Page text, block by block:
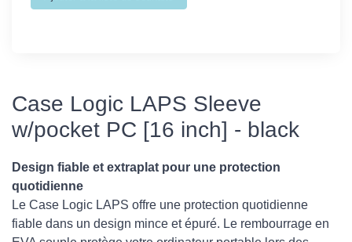
Case Logic LAPS Sleeve
w/pocket PC [16 inch] - black
Design fiable et extraplat pour une protection
quotidienne
Le Case Logic LAPS offre une protection quotidienne
fiable dans un design mince et épuré. Le rembourrage en